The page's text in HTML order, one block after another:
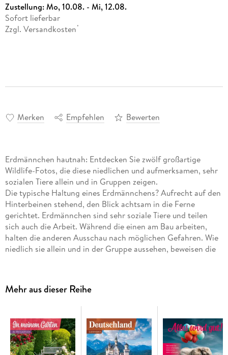
Zustellung:Mo, 10.08. - Mi, 12.08.
Sofort lieferbar
Zzgl. Versandkosten *
Merken Empfehlen Bewerten
Erdmännchen hautnah: Entdecken Sie zwölf großartige
Wildlife-Fotos, die diese niedlichen und aufmerksamen, sehr
sozialen Tiere allein und in Gruppen zeigen.
Die typische Haltung eines Erdmännchens? Aufrecht auf den
Hinterbeinen stehend, den Blick achtsam in die Ferne
gerichtet. Erdmännchen sind sehr soziale Tiere und teilen
sich auch die Arbeit. Während die einen am Bau arbeiten,
halten die anderen Ausschau nach möglichen Gefahren. Wie
niedlich sie allein und in der Gruppe aussehen, beweisen die
Hochwertiger Art12-Collection-Broschürenkalender
Erdmännchen-Kalender im schlanken Hochformat:
cm, (aufgeklappt 30x60 cm)
Kalendarium mitPlatz für Notizen, inklusive Jahresplaner
Mehr aus dieser Reihe